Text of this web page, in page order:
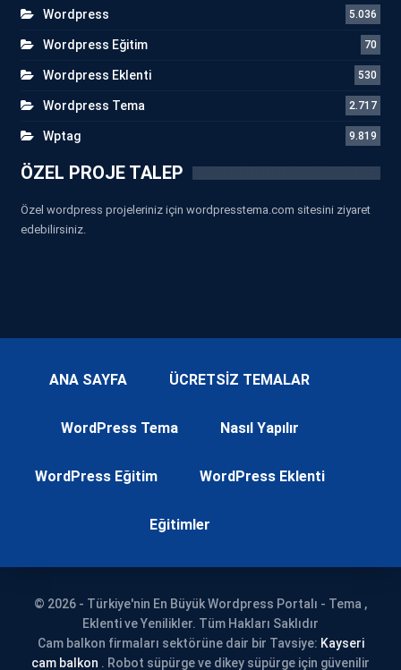
Wordpress 5.036
Wordpress Eğitim 70
Wordpress Eklenti 530
Wordpress Tema 2.717
Wptag 9.819
ÖZEL PROJE TALEP
Özel wordpress projeleriniz için wordpresstema.com sitesini ziyaret
edebilirsiniz.
ANA SAYFA ÜCRETSİZ TEMALAR
WordPress Tema Nasıl Yapılır
WordPress Eğitim WordPress Eklenti
Eğitimler
© 2026 - Türkiye'nin En Büyük Wordpress Portalı - Tema ,
Eklenti ve Yenilikler. Tüm Hakları Saklıdır
Cam balkon firmaları sektörüne dair bir Tavsiye: Kayseri
cam balkon . Robot süpürge ve dikey süpürge için güvenilir